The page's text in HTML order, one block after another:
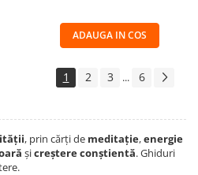
ADAUGA IN COS
1 2 3 ... 6
, prin cărți de meditație,energie
șicreștere conștientă. Ghiduri